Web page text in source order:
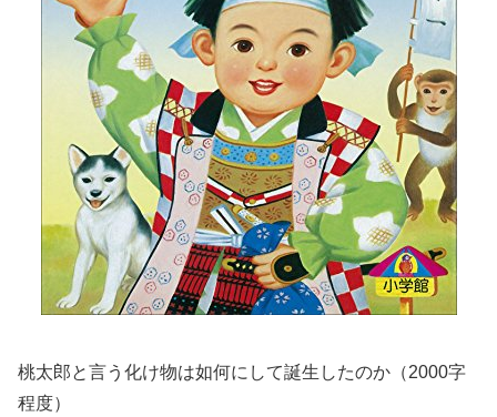
桃太郎と言う化け物は如何にして誕生したのか（2000字
程度）